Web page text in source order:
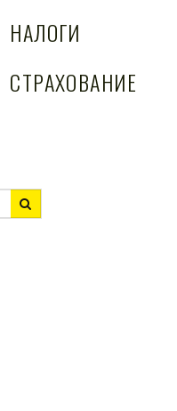
НАЛОГИ
СТРАХОВАНИЕ